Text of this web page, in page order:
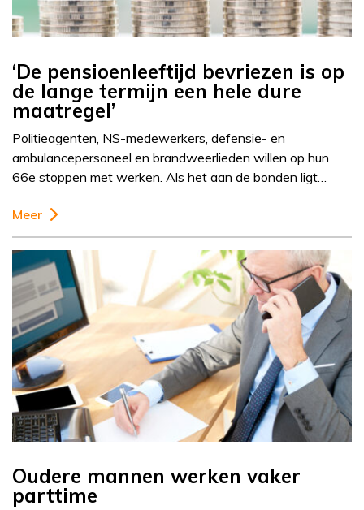
‘De pensioenleeftijd bevriezen is op
de lange termijn een hele dure
maatregel’
Politieagenten, NS-medewerkers, defensie- en
ambulancepersoneel en brandweerlieden willen op hun
66e stoppen met werken. Als het aan de bonden ligt…
Meer
Oudere mannen werken vaker
parttime